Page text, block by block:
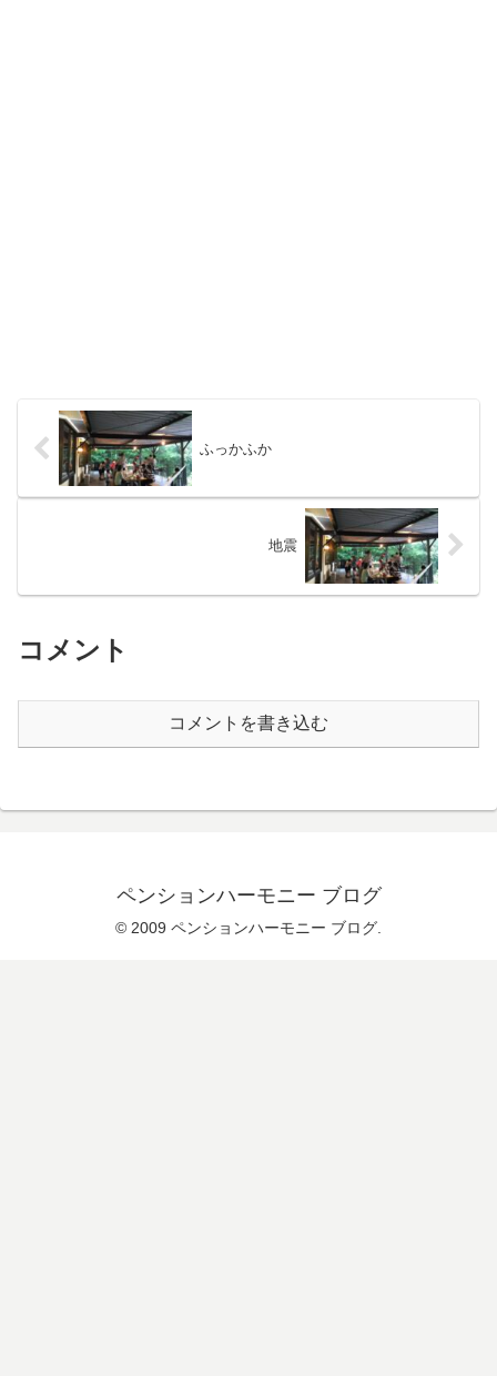
ふっかふか
地震
コメント
コメントを書き込む
ペンションハーモニー ブログ
© 2009 ペンションハーモニー ブログ.